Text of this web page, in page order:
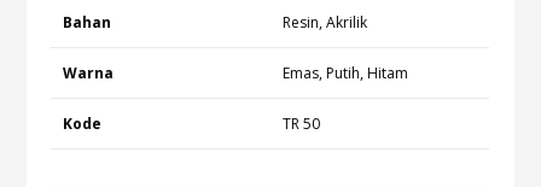
Bahan Resin, Akrilik
Warna Emas, Putih, Hitam
Kode TR 50